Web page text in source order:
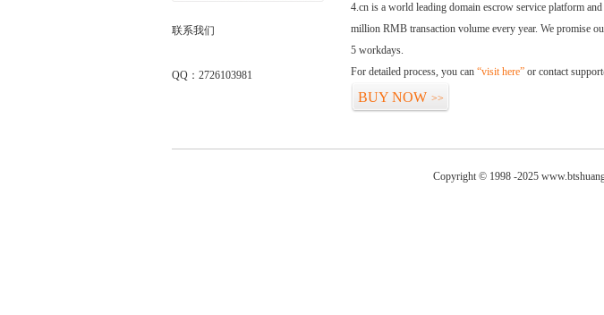
联系我们
QQ：2726103981
4.cn is a world leading domain escrow service platform
million RMB transaction volume every year. We promise
5 workdays.
For detailed process, you can “visit here” or contact
BUY NOW >>
Copyright © 1998 -2025